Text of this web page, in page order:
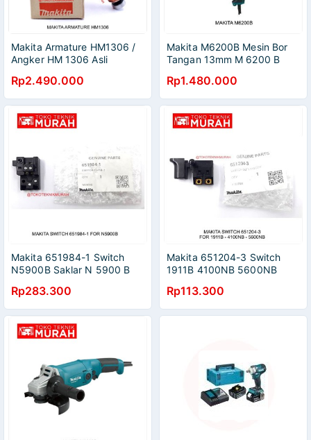
Makita Armature HM1306 /
Angker HM 1306 Asli
Rp2.490.000
Makita M6200B Mesin Bor
Tangan 13mm M 6200 B
Rp1.480.000
Makita 651984-1 Switch
N5900B Saklar N 5900 B
Rp283.300
Makita 651204-3 Switch
1911B 4100NB 5600NB
Rp113.300